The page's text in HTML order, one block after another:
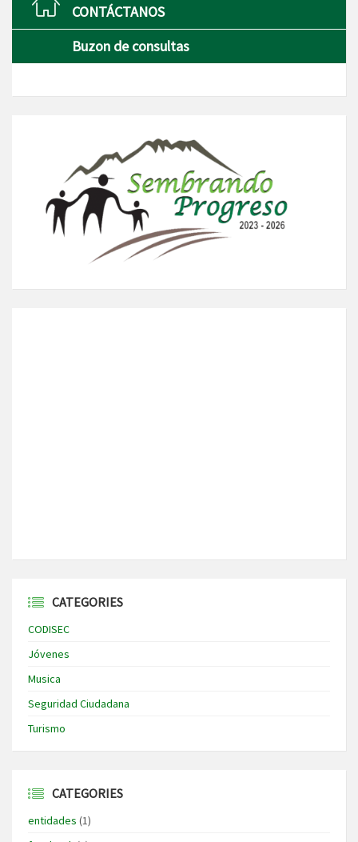
CONTÁCTANOS
Buzon de consultas
CATEGORIES
CODISEC
Jóvenes
Musica
Seguridad Ciudadana
Turismo
CATEGORIES
entidades (1)